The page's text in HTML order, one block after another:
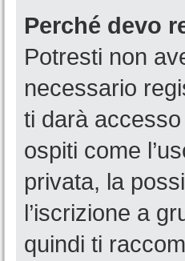
Perché devo
Potresti non
necessario
ti darà
ospiti come
privata, la
l’iscrizione a
quindi ti